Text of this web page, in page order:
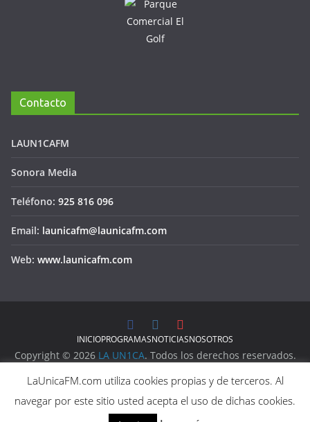
Contacto
LAUN1CAFM
Sonora Media
Teléfono: 925 816 096
Email: launicafm@launicafm.com
Web: www.launicafm.com
INICIOPROGRAMASNOTICIASNOSOTROS
Copyright © 2026 LA UN1CA. Todos los derechos reservados.
Política de Privacidad
Política de Cookies
LaUnicaFM.com utiliza cookies propias y de terceros. Al
navegar por este sitio usted acepta el uso de dichas cookies.